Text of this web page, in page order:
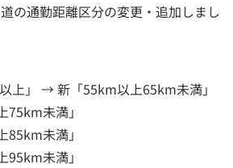
の通勤距離区分の変更・追加しまし
上」 → 新「55km以上65km未満」
75km未満」
未満」
未満」